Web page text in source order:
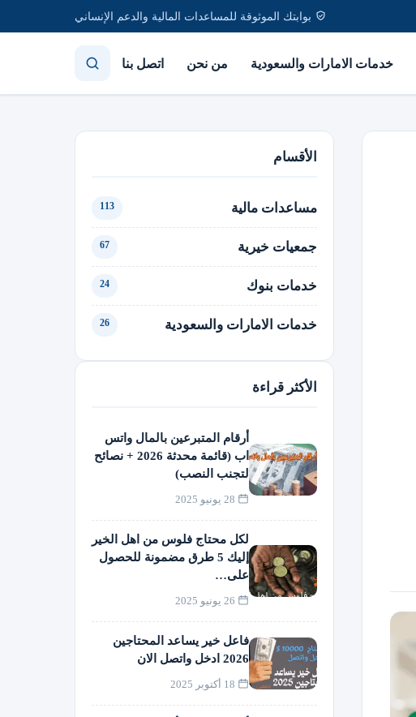
بوابتك الموثوقة للمساعدات المالية والدعم الإنساني
خدمات الامارات والسعودية من نحن اتصل بنا
الأقسام
مساعدات مالية 113
جمعيات خيرية 67
خدمات بنوك 24
خدمات الامارات والسعودية 26
الأكثر قراءة
أرقام المتبرعين بالمال واتس
اب (قائمة محدثة 2026 + نصائح
لتجنب النصب)
لكل محتاج فلوس من اهل الخير
إليك 5 طرق مضمونة للحصول
على…
فاعل خير يساعد المحتاجين
2026 ادخل واتصل الان